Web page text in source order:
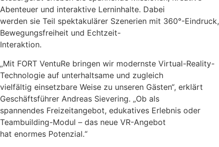
Abenteuer und interaktive Lerninhalte. Dabei
werden sie Teil spektakulärer Szenerien mit 360°-Eindruck,
Bewegungsfreiheit und Echtzeit-
Interaktion.
„Mit FORT VentuRe bringen wir modernste Virtual-Reality-
Technologie auf unterhaltsame und zugleich
vielfältig einsetzbare Weise zu unseren Gästen“, erklärt
Geschäftsführer Andreas Sievering. „Ob als
spannendes Freizeitangebot, edukatives Erlebnis oder
Teambuilding-Modul – das neue VR-Angebot
hat enormes Potenzial.“